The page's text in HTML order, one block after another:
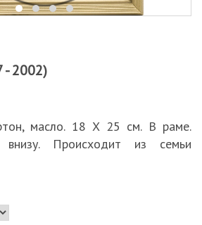
- 2002)
масло. 18 Х 25 см. В раме.
внизу. Происходит из семьи